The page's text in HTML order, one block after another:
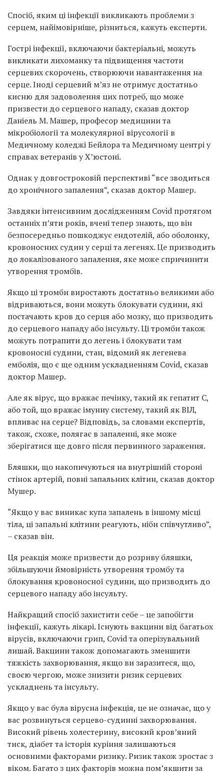
Спосіб, яким ці інфекції викликають проблеми з
серцем, найімовірніше, різниться, кажуть експерти.
Гострі інфекції, включаючи бактеріальні, можуть
викликати лихоманку та підвищення частоти
серцевих скорочень, створюючи навантаження на
серце. Іноді серцевий м’яз не отримує достатньо
кисню для задоволення цих потреб, що може
призвести до серцевого нападу, сказав доктор
Даніель М. Машер, професор медицини та
мікробіології та молекулярної вірусології в
Медичному коледжі Бейлора та Медичному центрі у
справах ветеранів у Х’юстоні.
Однак у довгостроковій перспективі “все зводиться
до хронічного запалення”, сказав доктор Машер.
Завдяки інтенсивним дослідженням Covid протягом
останніх п’яти років, вчені тепер знають, що він
безпосередньо пошкоджує ендотелій, або оболонку,
кровоносних судин у серці та легенях. Це призводить
до локалізованого запалення, яке може спричинити
утворення тромбів.
Якщо ці тромби виростають достатньо великими або
відриваються, вони можуть блокувати судини, які
постачають кров до серця або мозку, що призводить
до серцевого нападу або інсульту. Ці тромби також
можуть потрапити до легень і блокувати там
кровоносні судини, стан, відомий як легенева
емболія, що є ще одним ускладненням Covid, сказав
доктор Машер.
Але як вірус, що вражає печінку, такий як гепатит C,
або той, що вражає імунну систему, такий як ВІЛ,
впливає на серце? Відповідь, за словами експертів,
також, схоже, полягає в запаленні, яке може
зберігатися ще довго після первинного зараження.
Бляшки, що накопичуються на внутрішній стороні
стінок артерій, повні запальних клітин, сказав доктор
Мушер.
“Якщо у вас виникає купа запалень в іншому місці
тіла, ці запальні клітини реагують, ніби співчутливо”,
– сказав він.
Ця реакція може призвести до розриву бляшки,
збільшуючи ймовірність утворення тромбу та
блокування кровоносної судини, що призводить до
серцевого нападу або інсульту.
Найкращий спосіб захистити себе – це запобігти
інфекції, кажуть лікарі. Існують вакцини від багатьох
вірусів, включаючи грип, Covid та оперізувальний
лишай. Вакцини також допомагають зменшити
тяжкість захворювання, якщо ви заразитеся, що,
своєю чергою, може знизити ризик серцевих
ускладнень та інсульту.
Якщо у вас була вірусна інфекція, це не означає, що у
вас розвинуться серцево-судинні захворювання.
Високий рівень холестерину, високий кров’яний
тиск, діабет та історія куріння залишаються
основними факторами ризику. Ризик також зростає з
віком. Багато з цих факторів можна пом’якшити за